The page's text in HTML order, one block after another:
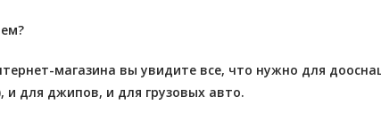
магазина вы увидите все, что нужно для
и для джипов, и для грузовых авто.